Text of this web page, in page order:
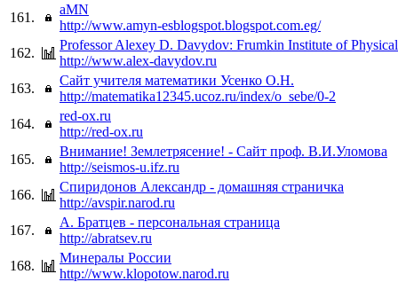
161.
aMN
http://www.amyn-esblogspot.blogspot.com.eg/
162.
Professor Alexey D. Davydov: Frumkin Institute of
http://www.alex-davydov.ru
163.
Сайт учителя математики Усенко О.Н.
http://matematika12345.ucoz.ru/index/o_sebe/0-2
164.
red-ox.ru
http://red-ox.ru
165.
Внимание! Землетрясение! - Сайт проф. В.И.Уломова
http://seismos-u.ifz.ru
166.
Спиридонов Александр - домашняя страничка
http://avspir.narod.ru
167.
А. Братцев - персональная страница
http://abratsev.ru
168.
Минералы России
http://www.klopotow.narod.ru